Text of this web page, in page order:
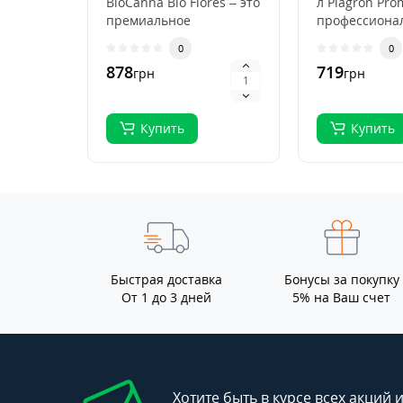
премиальное
удобрение для ст..
0
878грн
Купить
выращивания
растений, ..
0
719грн
Купить
Быстрая доставка
От 1 до 3 дней
Бонусы за покупку
5% на Ваш счет
Хотите быть в курсе всех акций